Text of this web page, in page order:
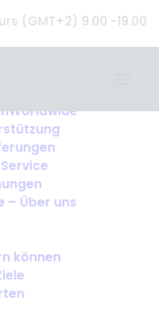
(GMT+2) 9.00 -19.00
– Über uns
können
your search terms.
keywords.